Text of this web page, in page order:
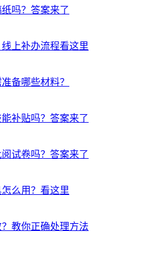
吗？答案来了
上补办流程看这里
备哪些材料？
补贴吗？答案来了
试卷吗？答案来了
么用？看这里
教你正确处理方法